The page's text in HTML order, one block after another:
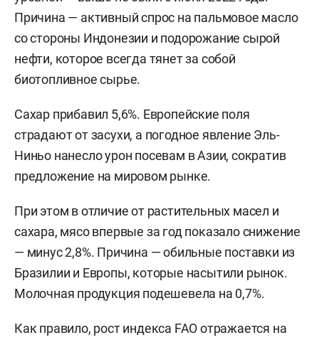
Причина — активный спрос на пальмовое масло
со стороны Индонезии и подорожание сырой
нефти, которое всегда тянет за собой
биотопливное сырье.
Сахар прибавил 5,6%. Европейские поля
страдают от засухи, а погодное явление Эль-
Ниньо нанесло урон посевам в Азии, сократив
предложение на мировом рынке.
При этом в отличие от растительных масел и
сахара, мясо впервые за год показало снижение
— минус 2,8%. Причина — обильные поставки из
Бразилии и Европы, которые насытили рынок.
Молочная продукция подешевела на 0,7%.
Как правило, рост индекса FAO отражается на